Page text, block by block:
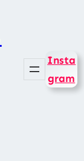
Insta
gram